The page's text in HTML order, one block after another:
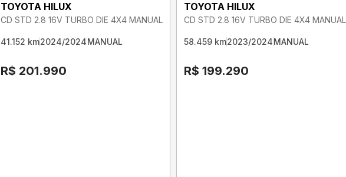
TOYOTA HILUX
CD STD 2.8 16V TURBO DIE 4X4 MANUAL
41.152 km2024/2024MANUAL
R$ 201.990
TOYOTA HILUX
CD STD 2.8 16V TURBO DIE 4X4 MANUAL
58.459 km2023/2024MANUAL
R$ 199.290